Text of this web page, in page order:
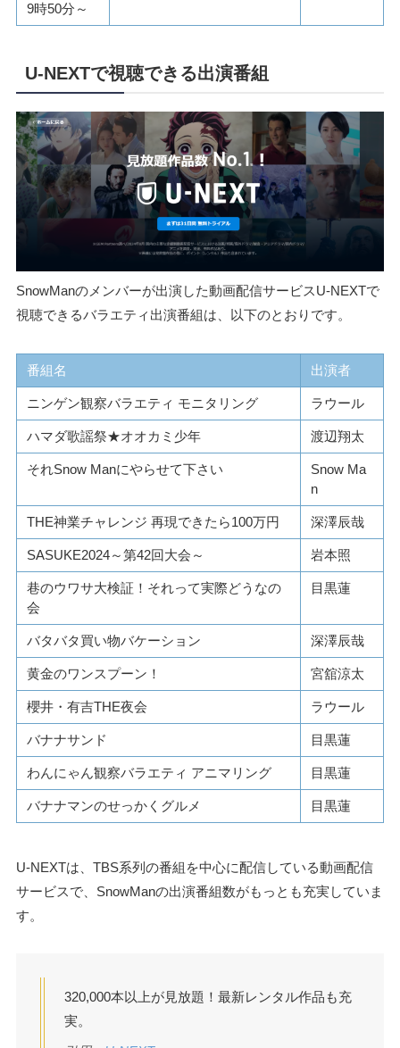
9時50分～
U-NEXTで視聴できる出演番組
SnowManのメンバーが出演した動画配信サービスU-NEXTで
視聴できるバラエティ出演番組は、以下のとおりです。
番組名 出演者
ニンゲン観察バラエティ モニタリング ラウール
ハマダ歌謡祭★オオカミ少年 渡辺翔太
それSnow Manにやらせて下さい
Snow Ma
n
THE神業チャレンジ 再現できたら100万円 深澤辰哉
SASUKE2024～第42回大会～ 岩本照
巷のウワサ大検証！それって実際どうなの
会
目黒蓮
バタバタ買い物バケーション 深澤辰哉
黄金のワンスプーン！ 宮舘涼太
櫻井・有吉THE夜会 ラウール
バナナサンド 目黒蓮
わんにゃん観察バラエティ アニマリング 目黒蓮
バナナマンのせっかくグルメ 目黒蓮
U-NEXTは、TBS系列の番組を中心に配信している動画配信
サービスで、SnowManの出演番組数がもっとも充実していま
す。
320,000本以上が⾒放題！最新レンタル作品も充
実。